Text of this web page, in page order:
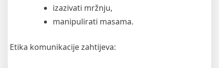
izazivati mržnju,
manipulirati masama.
Etika komunikacije zahtijeva: